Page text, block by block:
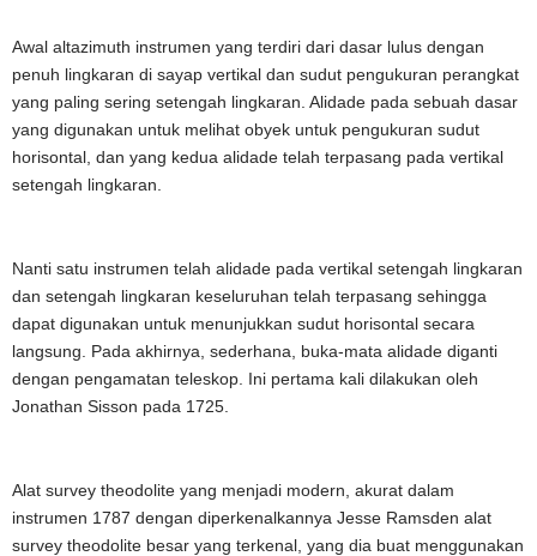
Awal altazimuth instrumen yang terdiri dari dasar lulus dengan
penuh lingkaran di sayap vertikal dan sudut pengukuran perangkat
yang paling sering setengah lingkaran. Alidade pada sebuah dasar
yang digunakan untuk melihat obyek untuk pengukuran sudut
horisontal, dan yang kedua alidade telah terpasang pada vertikal
setengah lingkaran.
Nanti satu instrumen telah alidade pada vertikal setengah lingkaran
dan setengah lingkaran keseluruhan telah terpasang sehingga
dapat digunakan untuk menunjukkan sudut horisontal secara
langsung. Pada akhirnya, sederhana, buka-mata alidade diganti
dengan pengamatan teleskop. Ini pertama kali dilakukan oleh
Jonathan Sisson pada 1725.
Alat survey theodolite yang menjadi modern, akurat dalam
instrumen 1787 dengan diperkenalkannya Jesse Ramsden alat
survey theodolite besar yang terkenal, yang dia buat menggunakan